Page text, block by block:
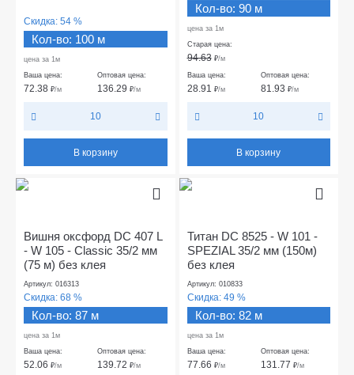
Скидка: 54 %
Кол-во: 100 м
цена за 1м
Ваша цена:
72.38 ₽/м
Оптовая цена:
136.29₽/м
10
В корзину
Кол-во: 90 м
цена за 1м
Старая цена:
94.63 ₽/м
Ваша цена:
28.91 ₽/м
Оптовая цена:
81.93 ₽/м
10
В корзину
Вишня оксфорд DC 407 L
- W 105 - Classic 35/2 мм
(75 м) без клея
Артикул: 016313
Скидка: 68 %
Кол-во: 87 м
цена за 1м
Ваша цена:
52.06 ₽/м
Оптовая цена:
139.72₽/м
Титан DC 8525 - W 101 -
SPEZIAL 35/2 мм (150м)
без клея
Артикул: 010833
Скидка: 49 %
Кол-во: 82 м
цена за 1м
Ваша цена:
77.66 ₽/м
Оптовая цена:
131.77 ₽/м